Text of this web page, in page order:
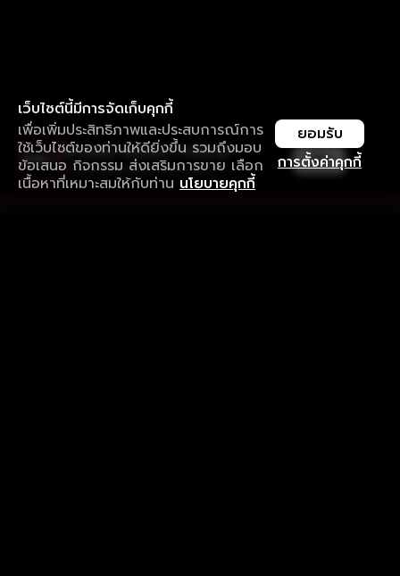
เว็บไซต์นี้มีการจัดเก็บคุกกี้
เพื่อเพิ่มประสิทธิภาพและประสบการณ์การ
ใช้เว็บไซต์ของท่านให้ดียิ่งขึ้น รวมถึงมอบ
ข้อเสนอ กิจกรรม ส่งเสริมการขาย เลือก
เนื้อหาที่เหมาะสมให้กับท่าน นโยบายคุกกี้
การตั้งค่าคุกกี้
ยอมรับ
ใช้งานแอป ลื่นไหลกว่า ไม่มีสะดุด
ดาวน์โหลดแอปเพื่อการรับชมที่ดีกว่า เปิด